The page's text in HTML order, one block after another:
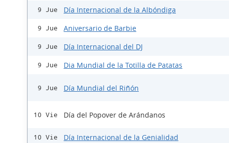
9 Jue Día Internacional de la Albóndiga
9 Jue Aniversario de Barbie
9 Jue Día Internacional del DJ
9 Jue Dia Mundial de la Totilla de Patatas
9 Jue Día Mundial del Riñón
10 Vie Día del Popover de Arándanos
10 Vie Día Internacional de la Genialidad